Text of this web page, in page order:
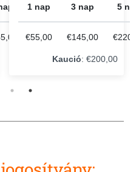
1 nap 3 nap 5
€55,00 €145,00
Kaució: €200,00